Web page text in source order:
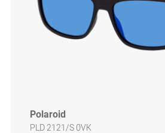
Polaroid
PLD 2121/S 0VK